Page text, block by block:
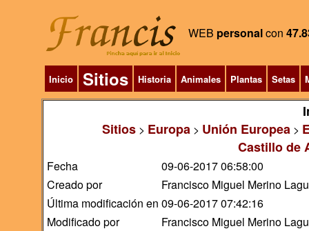
WEB personalcon
Inicio Sitios Historia Animales Plantas Setas
Sitios> Europa> Unión Europea>
Castillo de
Fecha
09-06-2017 06:58:00
Creado por
Francisco Miguel Merino
Última modificación en 09-06-2017 07:42:16
Modificado por
Francisco Miguel Merino